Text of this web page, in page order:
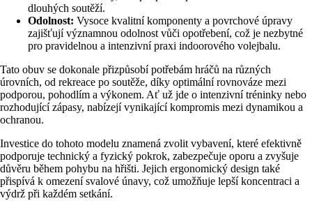
dlouhých soutěží.
Odolnost: Vysoce kvalitní komponenty a povrchové úpravy
zajišťují významnou odolnost vůči opotřebení, což je nezbytné
pro pravidelnou a intenzivní praxi indoorového volejbalu.
Tato obuv se dokonale přizpůsobí potřebám hráčů na různých
úrovních, od rekreace po soutěže, díky optimální rovnováze mezi
podporou, pohodlím a výkonem. Ať už jde o intenzivní tréninky nebo
rozhodující zápasy, nabízejí vynikající kompromis mezi dynamikou a
ochranou.
Investice do tohoto modelu znamená zvolit vybavení, které efektivně
podporuje technický a fyzický pokrok, zabezpečuje oporu a zvyšuje
důvěru během pohybu na hřišti. Jejich ergonomický design také
přispívá k omezení svalové únavy, což umožňuje lepší koncentraci a
výdrž při každém setkání.